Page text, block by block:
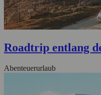
Roadtrip entlang
Abenteuerurlaub